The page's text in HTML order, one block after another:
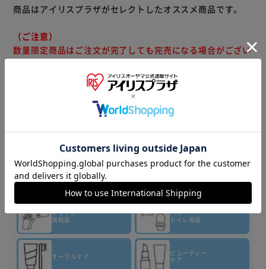
商品はアイリスプラザがセレクトしたオススメ商品です。
（ご注意）
数量限定商品はご注文が完了しても完売になる場合がござい
ございますのでなにとぞご了承ください。
▼その他 商品はこちら▼
ティッシュ・
トイレット
ペーパー
キッチン
消耗品
バス・
トイレ用品
オーラルケア
ビューティー
ケア